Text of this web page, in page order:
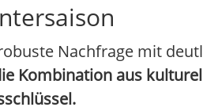
Nachfrage mit
Kombination aus